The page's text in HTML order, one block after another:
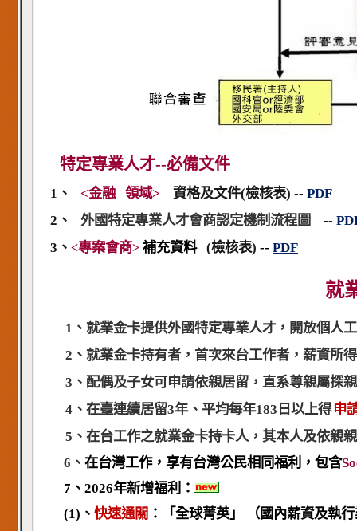
特定專業人才--必備文件
1、 <金融 領域> 資格及文件(檢核表) -- PDF
2、
外國特定專業人才會商認定機制流程圖 --
3、 <專案會商> 補充資料 (檢核表) -- PDF
就
1、就業金卡提供外國特定專業人才，開放個人
2、就業金卡持有者，首次來台工作者，薪資所
3、配偶及子女可申請依親居留，直系尊親屬探
4、在臺連續居留3年、平均每年183日以上得 申
5、在台工作之就業金卡持卡人，其本人及依親
6、 在台灣工作，享有台灣公民相同福利，包含
7 、 2026年新增福利：
(1) 、 快速通關 ：「全球菁英」 （國內薪資及執